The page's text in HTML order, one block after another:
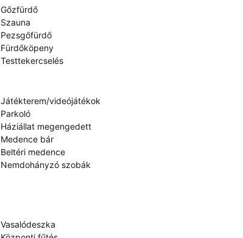
Gőzfürdő
Szauna
Pezsgőfürdő
Fürdőköpeny
Testtekercselés
Játékterem/videójátékok
Parkoló
Háziállat megengedett
Medence bár
Beltéri medence
Nemdohányzó szobák
Vasalódeszka